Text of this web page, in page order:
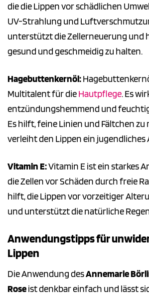
die die Lippen vor schädlichen
UV-Strahlung und
unterstützt die Zellerneuerung und
gesund und geschmeidig zu halten.
Hagebuttenkernöl:
Multitalent für dieHautpflege. Es
entzündungshemmend und
Es hilft, feine Linien und Fältchen zu
verleiht den Lippen ein jugendliches
Vitamin E:Vitamin E ist ein starkes
die Zellen vor Schäden durch freie
hilft, die Lippen vor vorzeitiger
und unterstützt die natürliche
Anwendungstipps für
Lippen
Die Anwendung desAnnemarie
Roseist denkbar einfach und lässt